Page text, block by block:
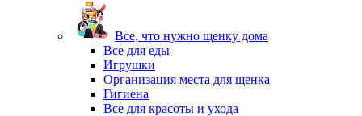
Все, что нужно щенку дома
Все для еды
Игрушки
Организация места для щенка
Гигиена
Все для красоты и ухода